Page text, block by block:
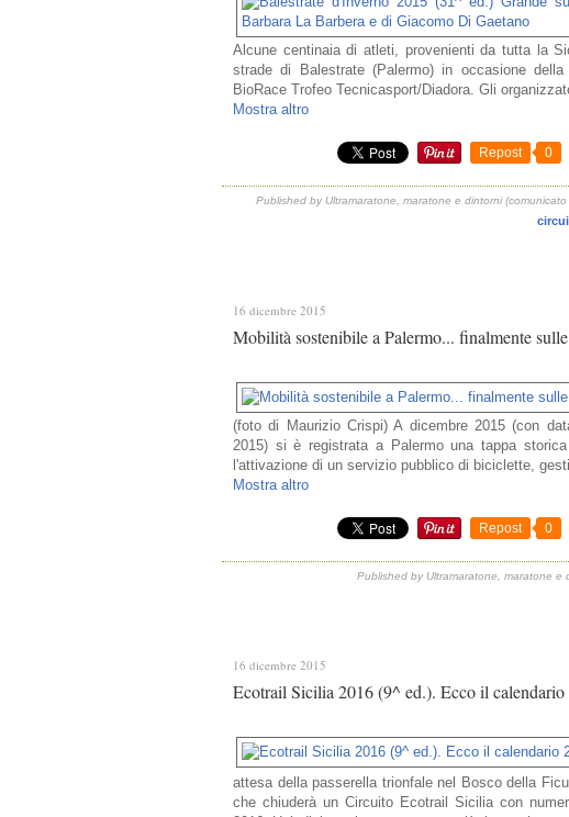
Alcune centinaia di atleti, provenienti da tutta la
strade di Balestrate (Palermo) in occasione della
BioRace Trofeo Tecnicasport/Diadora. Gli
Mostra altro
Repost 0
Published by Ultramaratone, maratone e dintorni (comunicato
16 dicembre 2015
Mobilità sostenibile a Palermo... finalmente
(foto di Maurizio Crispi) A dicembre 2015 (con
2015) si è registrata a Palermo una tappa
l'attivazione di un servizio pubblico di biciclette,
Mostra altro
Repost 0
Published by Ultramaratone, maratone e
16 dicembre 2015
Ecotrail Sicilia 2016 (9^ ed.). Ecco il
attesa della passerella trionfale nel Bosco della
che chiuderà un Circuito Ecotrail Sicilia con